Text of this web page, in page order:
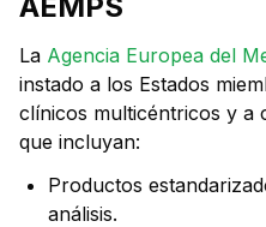
La Agencia Europea del
instado a los Estados
clínicos multicéntricos y a
que incluyan:
Productos
análisis.